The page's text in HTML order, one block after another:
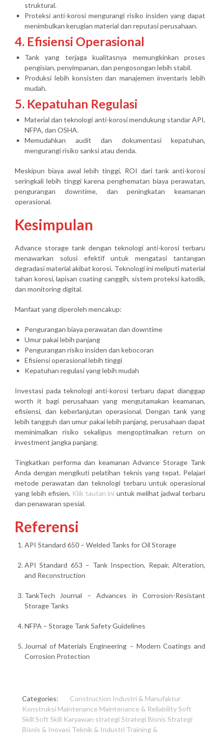
struktural.
Proteksi anti-korosi mengurangi risiko insiden yang dapat
menimbulkan kerugian material dan reputasi perusahaan.
4. Efisiensi Operasional
Tank yang terjaga kualitasnya memungkinkan proses
pengisian, penyimpanan, dan pengosongan lebih stabil.
Produksi lebih konsisten dan manajemen inventaris lebih
mudah.
5. Kepatuhan Regulasi
Material dan teknologi anti-korosi mendukung standar API,
NFPA, dan OSHA.
Memudahkan audit dan dokumentasi kepatuhan,
mengurangi risiko sanksi atau denda.
Meskipun biaya awal lebih tinggi, ROI dari tank anti-korosi
seringkali lebih tinggikarena penghematan biaya perawatan,
pengurangan downtime, dan peningkatan keamanan
operasional.
Kesimpulan
Advance storage tank dengan teknologi anti-korosi terbaru
menawarkan solusi efektif untuk mengatasi tantangan
degradasi material akibat korosi. Teknologi ini meliputi material
tahan korosi, lapisan coating canggih, sistem proteksi katodik,
dan monitoring digital.
Manfaat yang diperoleh mencakup:
Pengurangan biaya perawatan dan downtime
Umur pakai lebih panjang
Pengurangan risiko insiden dan kebocoran
Efisiensi operasional lebih tinggi
Kepatuhan regulasi yang lebih mudah
Investasi pada teknologi anti-korosi terbaru dapat dianggap
worth it bagi perusahaan yang mengutamakan keamanan,
efisiensi, dan keberlanjutan operasional. Dengan tank yang
lebih tangguh dan umur pakai lebih panjang, perusahaan dapat
meminimalkan risiko sekaligus mengoptimalkan return on
investment jangka panjang.
Tingkatkan performa dan keamanan Advance Storage Tank
Anda dengan mengikuti pelatihan teknis yang tepat. Pelajari
metode perawatan dan teknologi terbaru untuk operasional
yang lebih efisien. Klik tautan ini untuk melihat jadwal terbaru
dan penawaran spesial.
Referensi
API Standard 650 – Welded Tanks for Oil Storage
API Standard 653 – Tank Inspection, Repair, Alteration,
and Reconstruction
TankTech Journal – Advances in Corrosion-Resistant
Storage Tanks
NFPA – Storage Tank Safety Guidelines
Journal of Materials Engineering – Modern Coatings and
Corrosion Protection
Categories: Construction Industri & Manufaktur
Konstruksi Maintenance Maintenance & ReliabilitySoft
Skill Soft Skill Karyawan strategiStrategi Bisnis Strategi
Bisnis & Inovasi Teknik & Industri Training &